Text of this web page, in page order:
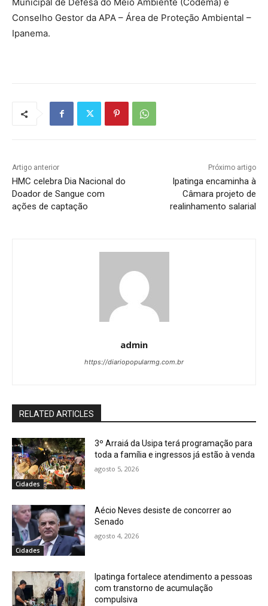
Conselho Gestor da APA – Área de Proteção Ambiental –
Ipanema.
Artigo anterior
HMC celebra Dia Nacional do
Doador de Sangue com
ações de captação
Próximo artigo
Ipatinga encaminha à
Câmara projeto de
realinhamento salarial
admin
https://diariopopularmg.com.br
RELATED ARTICLES
Cidades
3º Arraiá da Usipa terá programação para
toda a família e ingressos já estão à venda
agosto 5, 2026
Cidades
Aécio Neves desiste de concorrer ao
Senado
agosto 4, 2026
Ipatinga fortalece atendimento a pessoas
com transtorno de acumulação
compulsiva